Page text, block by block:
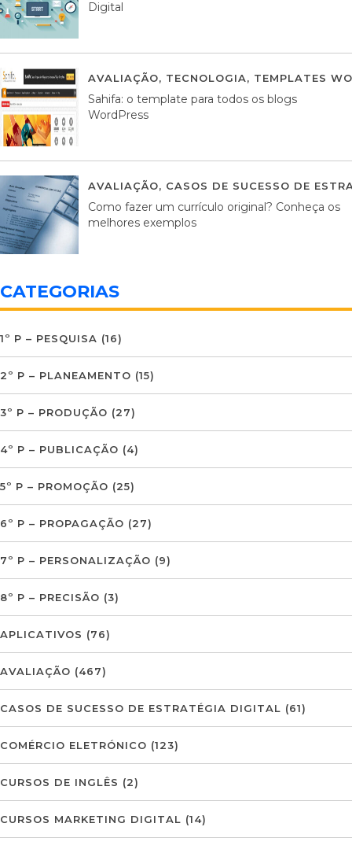
Digital
AVALIAÇÃO, TECNOLOGIA, TEMPLATES
Sahifa: o template para todos os blogs
WordPress
AVALIAÇÃO, CASOS DE SUCESSO DE
Como fazer um currículo original? Conheça os
melhores exemplos
CATEGORIAS
1º P – PESQUISA (16)
2º P – PLANEAMENTO (15)
3º P – PRODUÇÃO (27)
4º P – PUBLICAÇÃO (4)
5º P – PROMOÇÃO (25)
6º P – PROPAGAÇÃO (27)
7º P – PERSONALIZAÇÃO (9)
8º P – PRECISÃO (3)
APLICATIVOS (76)
AVALIAÇÃO (467)
CASOS DE SUCESSO DE ESTRATÉGIA DIGITAL (61)
COMÉRCIO ELETRÓNICO (123)
CURSOS DE INGLÊS (2)
CURSOS MARKETING DIGITAL (14)